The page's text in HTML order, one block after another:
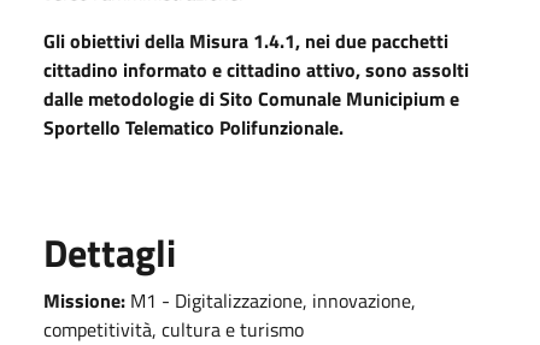
Gli obiettivi della Misura 1.4.1, nei due pacchetti
cittadino informato e cittadino attivo, sono assolti
dalle metodologie di Sito Comunale Municipium e
Sportello Telematico Polifunzionale.
Dettagli
Missione: M1 - Digitalizzazione, innovazione,
competitività, cultura e turismo